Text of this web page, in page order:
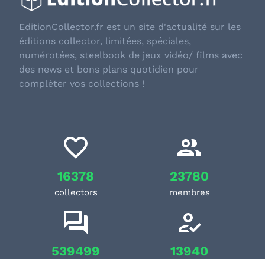
EditionCollector.fr est un site d'actualité sur les
éditions collector, limitées, spéciales,
numérotées, steelbook de jeux vidéo/ films avec
des news et bons plans quotidien pour
compléter vos collections !
16378
collectors
23780
membres
539499 13940